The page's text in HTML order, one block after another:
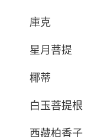
庫克
星月菩提
椰蒂
白玉菩提根
西藏柏香子